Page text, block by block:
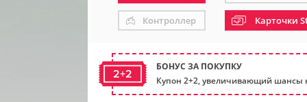
Контроллер Карточки
2+2
БОНУС ЗА ПОКУПКУ
Купон 2+2, увеличивающий шансы